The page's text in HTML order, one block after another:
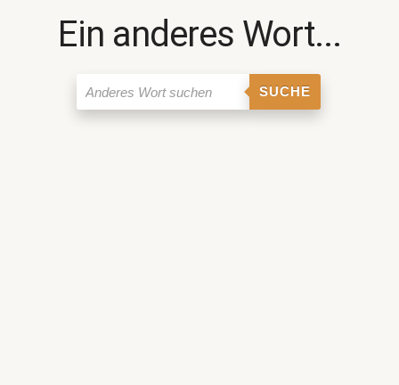
Ein anderes Wort...
SUCHE